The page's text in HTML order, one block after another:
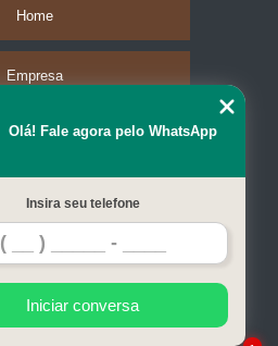
Home
Empresa
Missão
Serviços
Contato
Mapa do site
Olá! Fale agora pelo WhatsApp
Insira seu telefone
Iniciar conversa